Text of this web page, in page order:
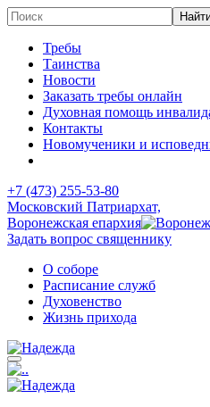
Требы
Таинства
Новости
Заказать требы онлайн
Духовная помощь
Контакты
Новомученики и
+7 (473) 255-53-80
Московский Патриархат,
Воронежская епархия
Задать вопрос священнику
О соборе
Расписание служб
Духовенство
Жизнь прихода